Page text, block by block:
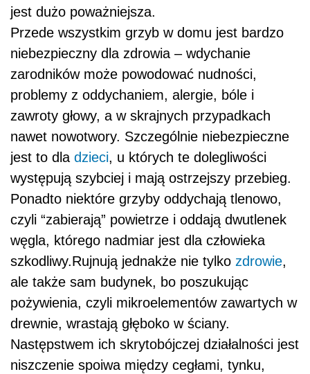
Ponadto niektóre grzyby oddychają tlenowo,
czyli “zabierają” powietrze i oddają dwutlenek
węgla, którego nadmiar jest dla człowieka
szkodliwy.Rujnują jednakże nie tylkozdrowie
ale także sam budynek, bo poszukując
pożywienia, czyli mikroelementów zawartych w
drewnie, wrastają głęboko w ściany.
Następstwem ich skrytobójczej działalności jest
niszczenie spoiwa między cegłami, tynku,
pokrycia ścian, murszenie i gnicie wszelkich
drewnianych elementów. Najgroźniejsze jest
oczywiście niszczenie drewnianej konstrukcji
domu, ponieważ może grozić to nawet
zawaleniem budynku.